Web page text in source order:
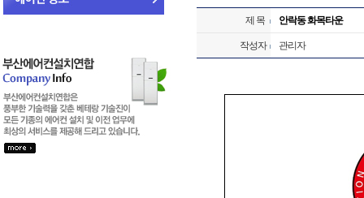
제 목 안락동 화목타운
작성자 관리자